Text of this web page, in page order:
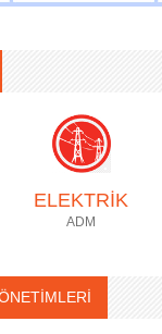
ELEKTRİK
ADM